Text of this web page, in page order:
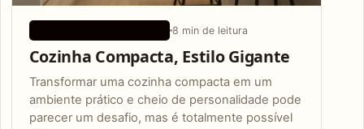
8 min de leitura
Cozinha Compacta, Estilo Gigante
Transformar uma cozinha compacta em um
ambiente prático e cheio de personalidade pode
parecer um desafio, mas é totalmente possível